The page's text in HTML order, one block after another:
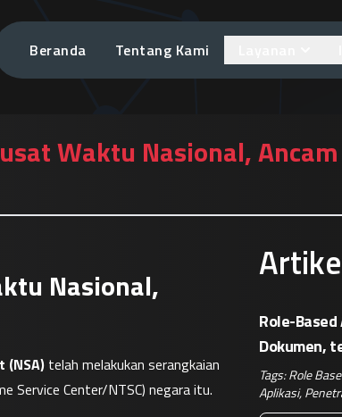
Beranda Tentang Kami
Waktu Nasional,
Nasional,
(NSA)
Service Center/NTSC) negara itu.
Role-
Dokumen,
Nyata
Tags:Role
Aplikasi,